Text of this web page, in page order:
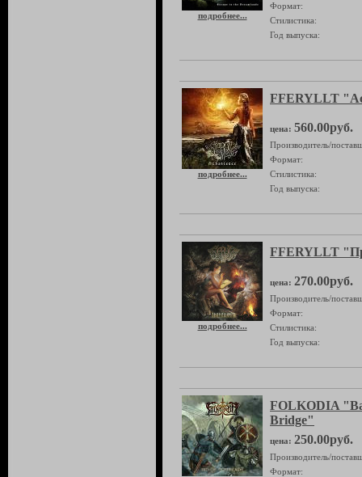
подробнее...
Формат:
Стилистика:
Год выпуска:
подробнее...
FFERYLLT
цена: 560.00руб.
Производитель/
Формат:
Стилистика:
Год выпуска:
подробнее...
FFERYLLT
цена: 270.00руб.
Производитель/
Формат:
Стилистика:
Год выпуска:
FOLKODIA
Bridge"
цена: 250.00руб.
Производитель/
Формат: